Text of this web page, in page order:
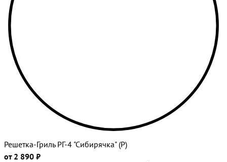
Решетка-Гриль РГ-4 "Сибирячка" (Р)
от 2 890 ₽